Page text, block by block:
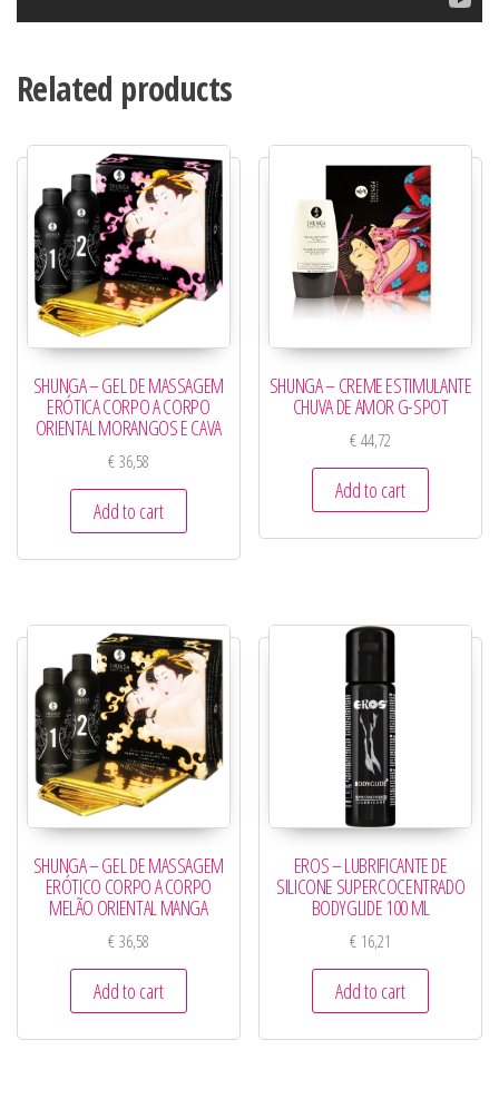
Related products
SHUNGA – GEL DE MASSAGEM
ERÓTICA CORPO A CORPO
ORIENTAL MORANGOS E CAVA
€36,58
Add to cart
SHUNGA – CREME ESTIMULANTE
CHUVA DE AMOR G-SPOT
€44,72
Add to cart
SHUNGA – GEL DE MASSAGEM
ERÓTICO CORPO A CORPO
MELÃO ORIENTAL MANGA
€36,58
Add to cart
EROS – LUBRIFICANTE DE
SILICONE SUPERCOCENTRADO
BODYGLIDE 100 ML
€ 16,21
Add to cart